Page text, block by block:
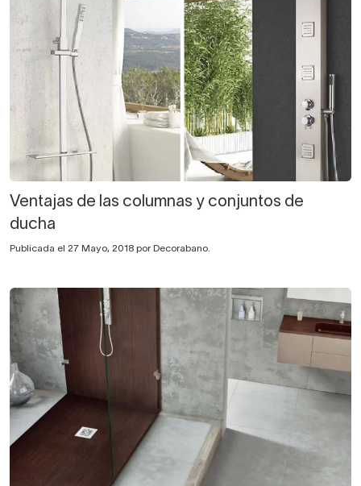
Ventajas de las columnas y conjuntos de
ducha
Publicada el 27 Mayo, 2018 por Decorabano.